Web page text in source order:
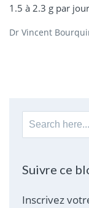
1.5 à 2.3 g par
Dr Vincent
Search
for:
Suivre ce
Inscrivez